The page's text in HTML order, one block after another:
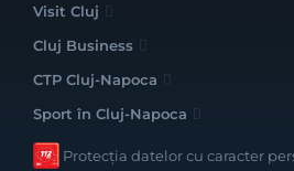
Visit Cluj
Cluj Business
CTP Cluj-Napoca
Sport în Cluj-Napoca
Protecția datelor cu caracter